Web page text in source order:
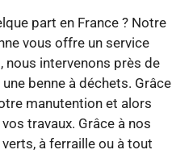
part en France ? Notre
vous offre un service
intervenons près de
benne à déchets. Grâce
manutention et alors
travaux. Grâce à nos
à ferraille ou à tout